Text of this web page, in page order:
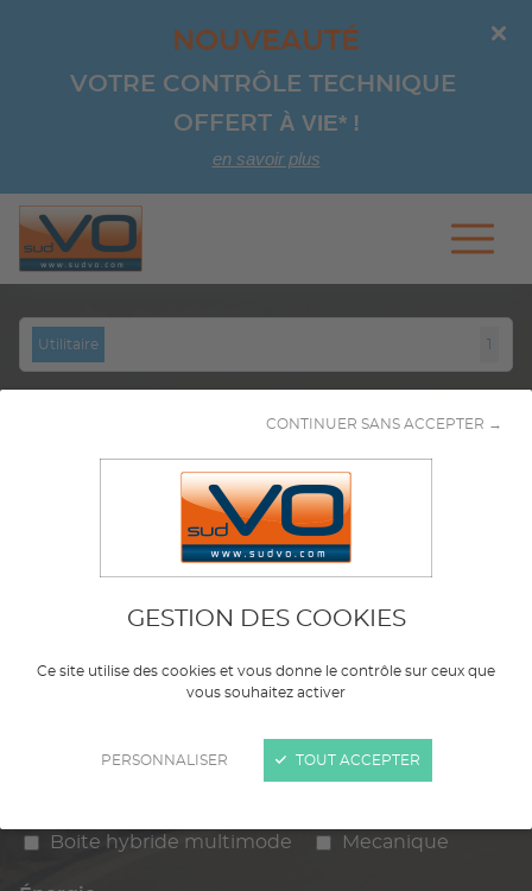
GESTION DES COOKIES
Ce site utilise des cookies et vous donne le contrôle sur ceux que
vous souhaitez activer
PERSONNALISER
CONTINUER SANS ACCEPTER →
TOUT ACCEPTER
NOUVEAUTÉ
VOTRE CONTRÔLE TECHNIQUE
OFFERT À VIE*!
en savoir plus
Aller au contenu
Utilitaire
km max
Automatique
Manuelle
Boite hybride multimode Mecanique